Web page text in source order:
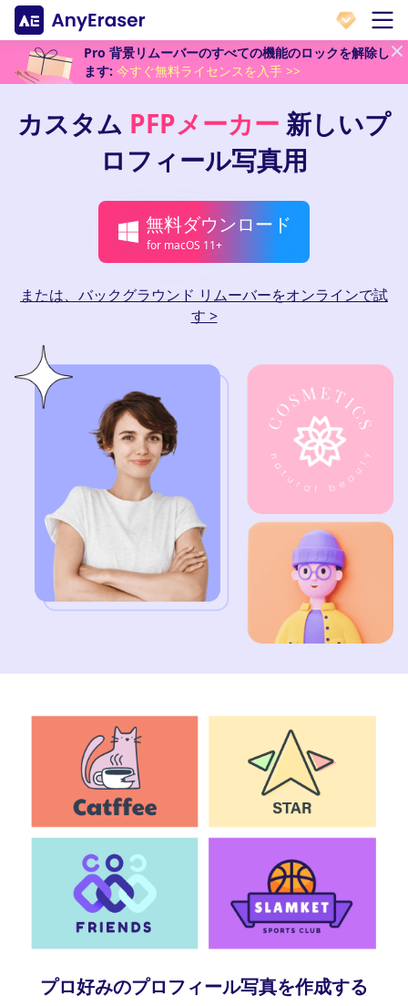
Pro 背景リムーバーのすべての機能のロックを解除し
ます: 今すぐ無料ライセンスを入手 >>
カスタム PFPメーカー 新しいプ
ロフィール写真用
無料ダウンロード
for macOS 11+
または、バックグラウンド リムーバーをオンラインで試
す >
プロ好みのプロフィール写真を作成する